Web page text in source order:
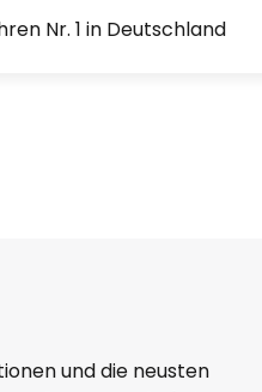
Nr. 1 in Deutschland
und die neusten